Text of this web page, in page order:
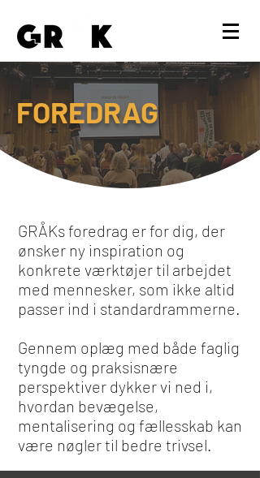
FOREDRAG
GRÅKs foredrag er for dig, der
ønsker ny inspiration og
konkrete værktøjer til arbejdet
med mennesker, som ikke altid
passer ind i standardrammerne.
Gennem oplæg med både faglig
tyngde og praksisnære
perspektiver dykker vi ned i,
hvordan bevægelse,
mentalisering og fællesskab kan
være nøgler til bedre trivsel.